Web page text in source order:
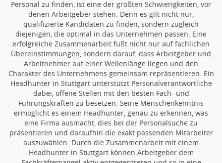
Personal zu finden, ist eine der größten Schwierigkeiten, vor
denen Arbeitgeber stehen. Denn es gilt nicht nur,
qualifizierte Kandidaten zu finden, sondern zugleich
diejenigen, die optimal in das Unternehmen passen. Eine
erfolgreiche Zusammenarbeit fußt nicht nur auf fachlichen
Übereinstimmungen, sondern darauf, dass Arbeitgeber und
Arbeitnehmer auf einer Wellenlänge liegen und den
Charakter des Unternehmens gemeinsam repräsentieren. Ein
Headhunter in Stuttgart unterstützt Personalverantwortliche
dabei, offene Stellen mit den besten Fach- und
Führungskräften zu besetzen. Seine Menschenkenntnis
ermöglicht es einem Headhunter, genau zu erkennen, was
eine Firma ausmacht, dies bei der Personalsuche zu
präsentieren und daraufhin die exakt passenden Mitarbeiter
auszuwählen. Durch die Zusammenarbeit mit einem
Headhunter in Stuttgart können Arbeitgeber dem